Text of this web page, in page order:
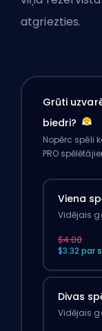
atgriezties.
Grūti
biedri?
Nopērc spēli
PRO
Viena
Vidējais
$4.00
$3.32 par
Divas
Vidējais